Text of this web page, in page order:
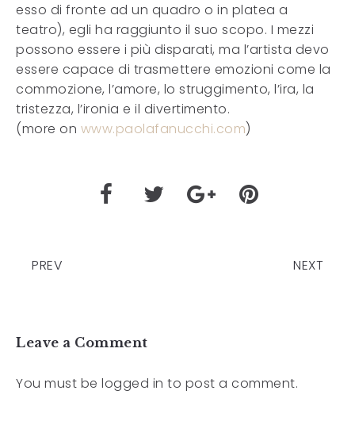
esso di fronte ad un quadro o in platea a
teatro), egli ha raggiunto il suo scopo. I mezzi
possono essere i più disparati, ma l’artista devo
essere capace di trasmettere emozioni come la
commozione, l’amore, lo struggimento, l’ira, la
tristezza, l’ironia e il divertimento.
(more on www.paolafanucchi.com)
PREV NEXT
Leave a Comment
You must be logged in to post a comment.